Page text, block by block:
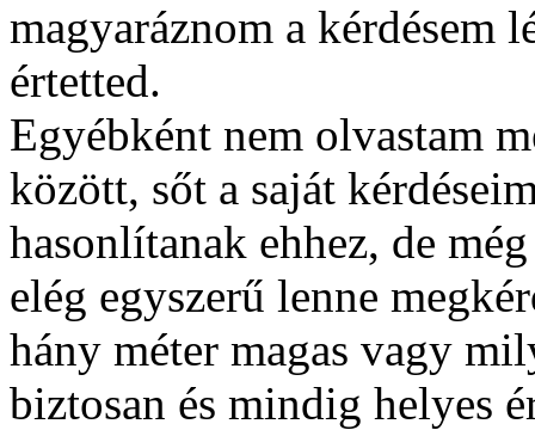
magyaráznom a kérdésem
értetted.
Egyébként nem olvastam
között, sőt a saját
hasonlítanak ehhez, de
elég egyszerű lenne
hány méter magas vagy
biztosan és mindig helyes